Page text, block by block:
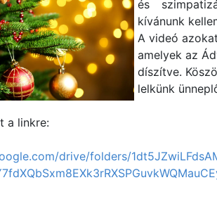
és
kívánunk
A videó
amelyek az
díszítve.
lelkünk
a linkre:
drive/folders/